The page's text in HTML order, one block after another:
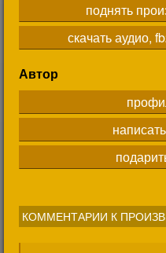
поднять
скачать аудио,
Автор
КОММЕНТАРИИ К